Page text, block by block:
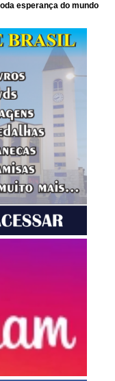
esperança do mundo